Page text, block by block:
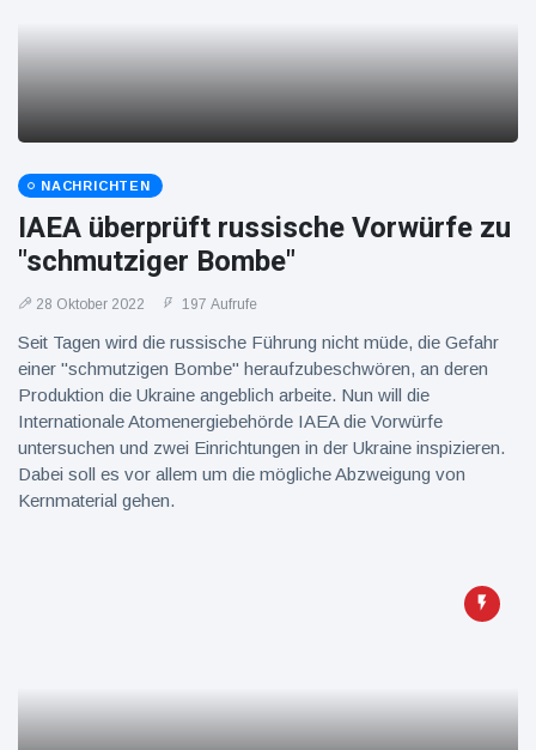
NACHRICHTEN
IAEA überprüft russische Vorwürfe zu
"schmutziger Bombe"
28 Oktober 2022 197 Aufrufe
Seit Tagen wird die russische Führung nicht müde, die Gefahr
einer "schmutzigen Bombe" heraufzubeschwören, an deren
Produktion die Ukraine angeblich arbeite. Nun will die
Internationale Atomenergiebehörde IAEA die Vorwürfe
untersuchen und zwei Einrichtungen in der Ukraine inspizieren.
Dabei soll es vor allem um die mögliche Abzweigung von
Kernmaterial gehen.